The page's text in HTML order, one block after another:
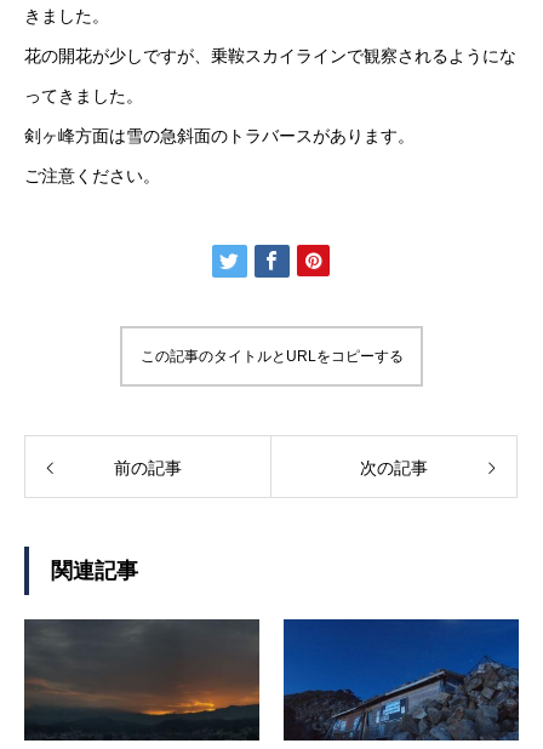
きました。
花の開花が少しですが、乗鞍スカイラインで観察されるようにな
ってきました。
剣ヶ峰方面は雪の急斜面のトラバースがあります。
ご注意ください。
この記事のタイトルとURLをコピーする
前の記事 次の記事
関連記事